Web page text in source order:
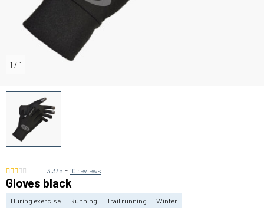
1 / 1
3.3/5 - 10 reviews
Gloves black
During exercise Running Trail running Winter